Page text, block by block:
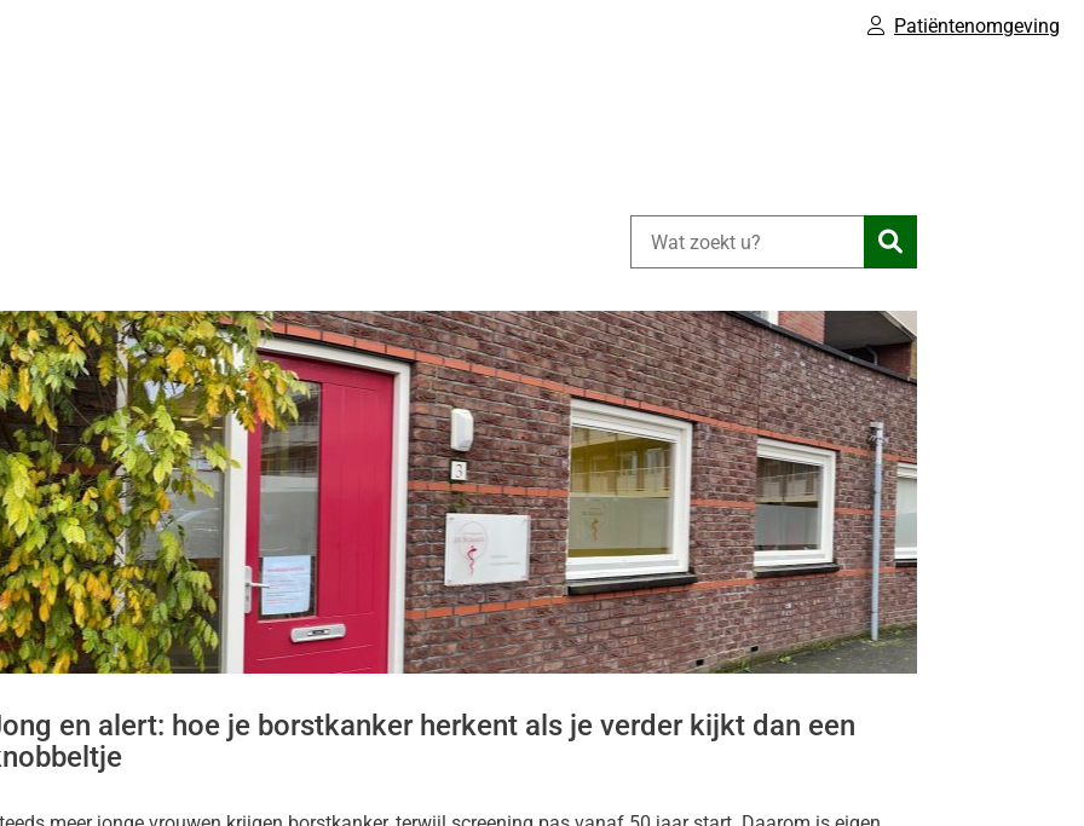
Patiëntenomgeving
Zoeken
en alert: hoe je borstkanker herkent als je verder kijkt dan een